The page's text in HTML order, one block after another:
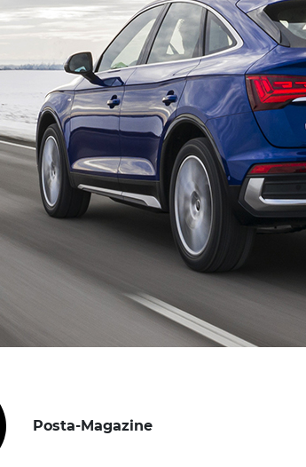
Posta-Magazine